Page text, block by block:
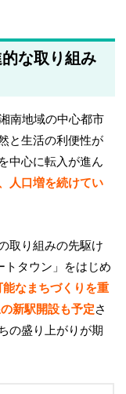
な取り組み
南地域の中心都市
と生活の利便性が
中心に転入が進ん
人口増を続けてい
取り組みの先駆け
トタウン」をはじめ
なまちづくりを重
新駅開設も予定さ
の盛り上がりが期